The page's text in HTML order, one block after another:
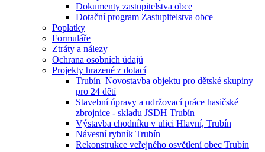
Dokumenty zastupitelstva obce
Dotační program Zastupitelstva obce
Poplatky
Formuláře
Ztráty a nálezy
Ochrana osobních údajů
Projekty hrazené z dotací
Trubín_Novostavba objektu pro dětské skupiny
pro 24 dětí
Stavební úpravy a udržovací práce hasičské
zbrojnice - skladu JSDH Trubín
Výstavba chodníku v ulici Hlavní, Trubín
Návesní rybník Trubín
Rekonstrukce veřejného osvětlení obec Trubín